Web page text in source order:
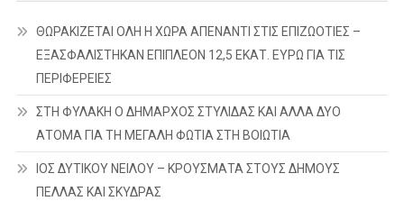
ΘΩΡΑΚΙΖΕΤΑΙ ΟΛΗ Η ΧΩΡΑ ΑΠΕΝΑΝΤΙ ΣΤΙΣ ΕΠΙΖΩΟΤΙΕΣ –
ΕΞΑΣΦΑΛΙΣΤΗΚΑΝ ΕΠΙΠΛΕΟΝ 12,5 ΕΚΑΤ. ΕΥΡΩ ΓΙΑ ΤΙΣ
ΠΕΡΙΦΕΡΕΙΕΣ
ΣΤΗ ΦΥΛΑΚΗ Ο ΔΗΜΑΡΧΟΣ ΣΤΥΛΙΔΑΣ ΚΑΙ ΑΛΛΑ ΔΥΟ
ΑΤΟΜΑ ΓΙΑ ΤΗ ΜΕΓΑΛΗ ΦΩΤΙΑ ΣΤΗ ΒΟΙΩΤΙΑ
ΙΟΣ ΔΥΤΙΚΟΥ ΝΕΙΛΟΥ – ΚΡΟΥΣΜΑΤΑ ΣΤΟΥΣ ΔΗΜΟΥΣ
ΠΕΛΛΑΣ ΚΑΙ ΣΚΥΔΡΑΣ